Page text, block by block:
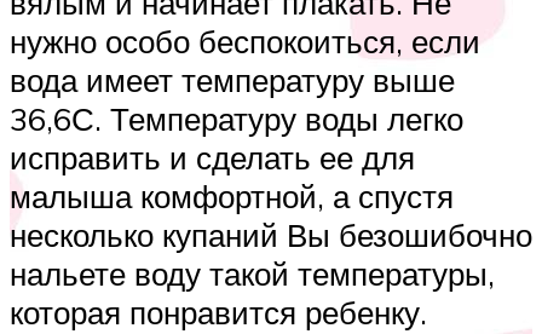
нужно особо беспокоиться, если
вода имеет температуру выше
36,6С. Температуру воды легко
исправить и сделать ее для
малыша комфортной, а спустя
несколько купаний Вы безошибочно
нальете воду такой температуры,
которая понравится ребенку.